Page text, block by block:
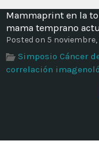
Mammaprint en la
mama temprano
Posted on 5 noviembre,
Simposio Cáncer
correlación